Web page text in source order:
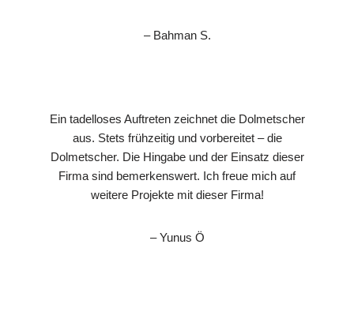
– Bahman S.
Ein tadelloses Auftreten zeichnet die Dolmetscher
aus. Stets frühzeitig und vorbereitet – die
Dolmetscher. Die Hingabe und der Einsatz dieser
Firma sind bemerkenswert. Ich freue mich auf
weitere Projekte mit dieser Firma!
– Yunus Ö